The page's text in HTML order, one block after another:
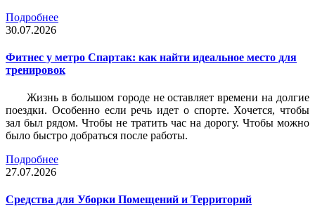
Подробнее
30.07.2026
Фитнес у метро Спартак: как найти идеальное место для
тренировок
Жизнь в большом городе не оставляет времени на долгие
поездки. Особенно если речь идет о спорте. Хочется, чтобы
зал был рядом. Чтобы не тратить час на дорогу. Чтобы можно
было быстро добраться после работы.
Подробнее
27.07.2026
Средства для Уборки Помещений и Территорий